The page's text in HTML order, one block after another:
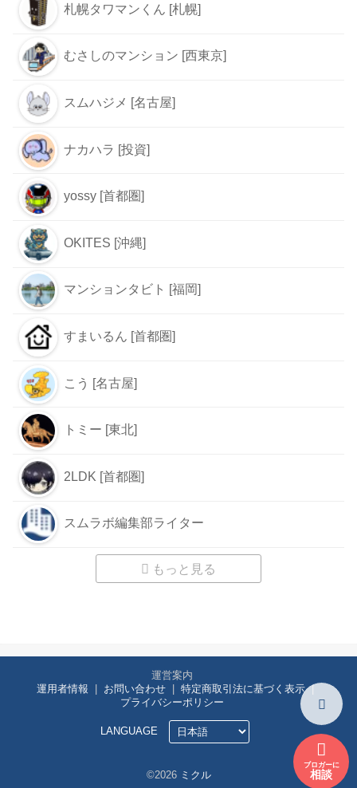
札幌タワマンくん [札幌]
むさしのマンション [西東京]
スムハジメ [名古屋]
ナカハラ [投資]
yossy [首都圏]
OKITES [沖縄]
マンションタビト [福岡]
すまいるん [首都圏]
こう [名古屋]
トミー [東北]
2LDK [首都圏]
スムラボ編集部ライター
もっと見る
ブロガーに
相談
運営案内
運用者情報
お問い合わせ
特定商取引法に基づく表示
プライバシーポリシー
LANGUAGE
©2026 ミクル